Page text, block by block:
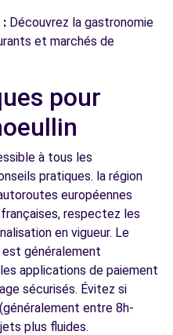
: Découvrez la gastronomie
et marchés de
pour
à tous les
pratiques. la région
européennes
respectez les
en vigueur. Le
généralement
applications de paiement
sécurisés. Évitez si
entre 8h-
plus fluides.